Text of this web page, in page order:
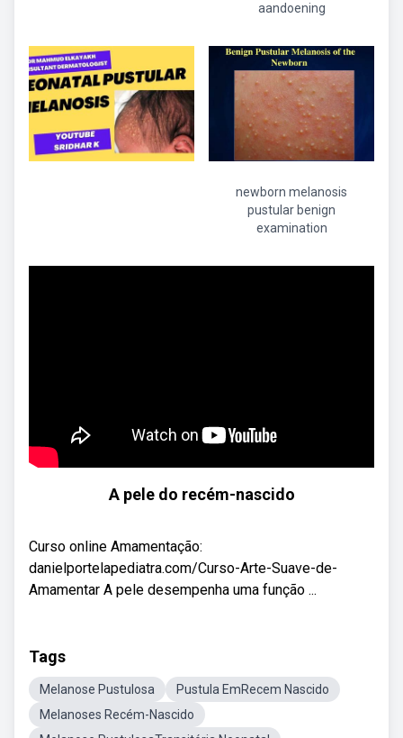
aandoening
newborn melanosis
pustular benign
examination
A pele do recém-nascido
Curso online Amamentação:
danielportelapediatra.com/Curso-Arte-Suave-de-
Amamentar A pele desempenha uma função ...
Tags
Melanose Pustulosa
Pustula EmRecem Nascido
Melanoses Recém-Nascido